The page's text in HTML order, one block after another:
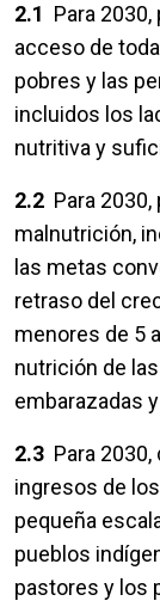
2.1 Para
acceso de
pobres y las
incluidos los
nutritiva y
2.2 Para
malnutrición,
las metas
retraso del
menores de 5
nutrición de
embarazadas
2.3 Para
ingresos de
pequeña
pueblos
pastores y los